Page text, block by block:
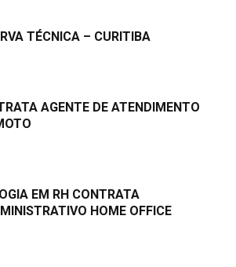
TÉCNICA – CURITIBA
AGENTE DE ATENDIMENTO
EM RH CONTRATA
HOME OFFICE